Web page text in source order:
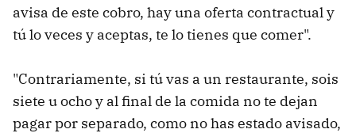
avisa de este cobro, hay una oferta contractual y
tú lo veces y aceptas, te lo tienes que comer".
"Contrariamente, si tú vas a un restaurante, sois
siete u ocho y al final de la comida no te dejan
pagar por separado, como no has estado avisado,